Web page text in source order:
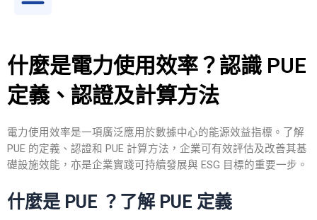
什麼是電力使用效率？認識 PUE
定義、認證及計算方法
電力使用效率是一項廣泛應用於數據中心的能源效益指標。了解
PUE 的定義 、 認證和 PUE 計算方法 ，企業可有效評估及改善其基
礎設施效能，亦是企業實踐可持續發展與 ESG 目標的重要一步。
什麼是 PUE ？了解 PUE 定義